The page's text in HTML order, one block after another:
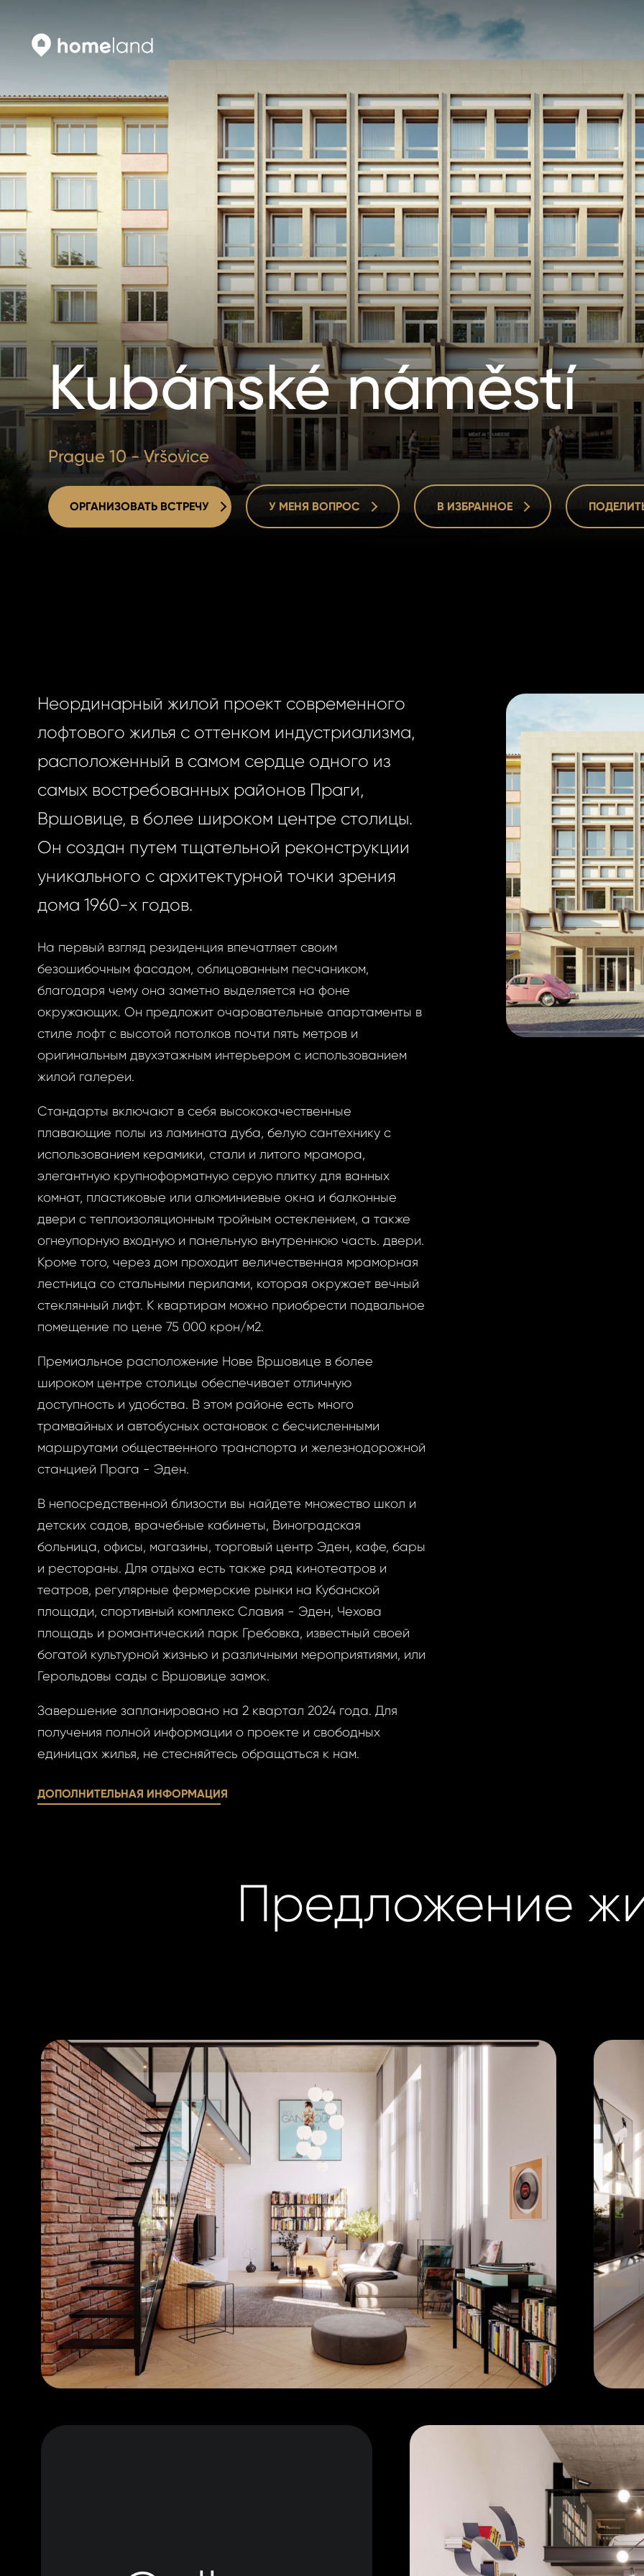
Kubánské náměstí
Prague 10 - Vršovice
ОРГАНИЗОВАТЬ ВСТРЕЧУ У МЕНЯ ВОПРОС В ИЗБРАННОЕ
Неординарный жилой проект современного
лофтового жилья с оттенком индустриализма,
расположенный в самом сердце одного из
самых востребованных районов Праги,
Вршовице, в более широком центре столицы.
Он создан путем тщательной реконструкции
уникального с архитектурной точки зрения
дома 1960-х годов.
На первый взгляд резиденция впечатляет своим
безошибочным фасадом, облицованным песчаником,
благодаря чему она заметно выделяется на фоне
окружающих. Он предложит очаровательные апартаменты в
стиле лофт с высотой потолков почти пять метров и
оригинальным двухэтажным интерьером с использованием
жилой галереи.
Стандарты включают в себя высококачественные
плавающие полы из ламината дуба, белую сантехнику с
использованием керамики, стали и литого мрамора,
элегантную крупноформатную серую плитку для ванных
комнат, пластиковые или алюминиевые окна и балконные
двери с теплоизоляционным тройным остеклением, а также
огнеупорную входную и панельную внутреннюю часть. двери.
Кроме того, через дом проходит величественная мраморная
лестница со стальными перилами, которая окружает вечный
стеклянный лифт. К квартирам можно приобрести подвальное
помещение по цене 75 000 крон/м2.
Премиальное расположение Нове Вршовице в более
широком центре столицы обеспечивает отличную
доступность и удобства. В этом районе есть много
трамвайных и автобусных остановок с бесчисленными
маршрутами общественного транспорта и железнодорожной
станцией Прага - Эден.
В непосредственной близости вы найдете множество школ и
детских садов, врачебные кабинеты, Виноградская
больница, офисы, магазины, торговый центр Эден, кафе, бары
и рестораны. Для отдыха есть также ряд кинотеатров и
театров, регулярные фермерские рынки на Кубанской
площади, спортивный комплекс Славия - Эден, Чехова
площадь и романтический парк Гребовка, известный своей
богатой культурной жизнью и различными мероприятиями, или
Герольдовы сады с Вршовице замок.
Завершение запланировано на 2 квартал 2024 года. Для
получения полной информации о проекте и свободных
единицах жилья, не стесняйтесь обращаться к нам.
ДОПОЛНИТЕЛЬНАЯ ИНФОРМАЦИЯ
Предложение
ПОЧТЕ
ссылку на
где вы можете
пароль.